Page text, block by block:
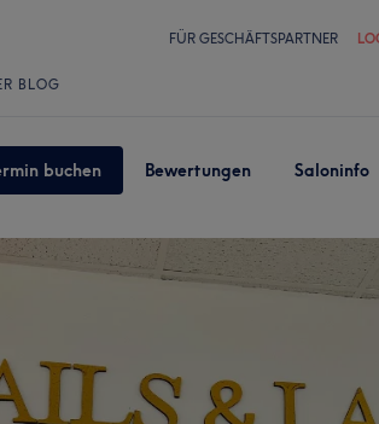
FÜR GESCHÄFTSPARTNER
BLOG
buchen Bewertungen Saloninfo